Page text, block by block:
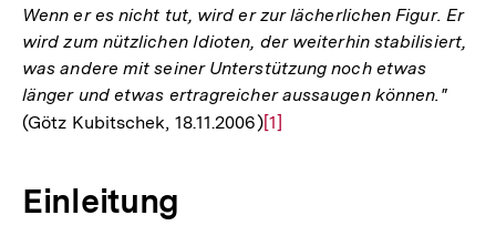
Wenn er es nicht tut, wird er zur lächerlichen Figur. Er
wird zum nützlichen Idioten, der weiterhin stabilisiert,
was andere mit seiner Unterstützung noch etwas
länger und etwas ertragreicher aussaugen können."
(Götz Kubitschek, 18.11.2006)Zur
[1]
Einleitung